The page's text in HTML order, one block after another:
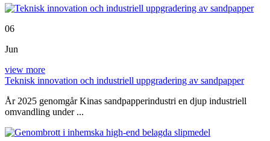
06
Jun
view more
Teknisk innovation och industriell uppgradering av sandpapper
År 2025 genomgår Kinas sandpapperindustri en djup industriell
omvandling under ...